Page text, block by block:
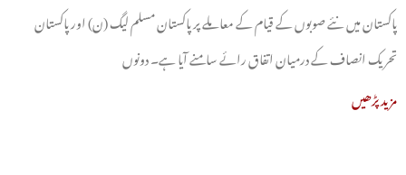
پاکستان میں نئے صوبوں کے قیام کے معاملے پر پاکستان مسلم لیگ (ن) اور پاکستان
تحریک انصاف کے درمیان اتفاق رائے سامنے آیا ہے۔ دونوں
مزید پڑھیں